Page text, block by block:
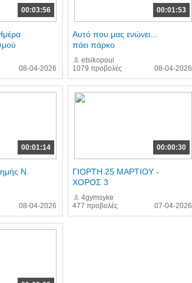
00:03:56
08-04-2026
00:01:53
1079 προβολές
Αυτό που μας ενώνει...
πάει πάρκο
etsikopoul
08-04-2026
00:01:14
Ν.
08-04-2026
00:00:30
477 προβολές
ΓΙΟΡΤΗ 25 ΜΑΡΤΙΟΥ -
ΧΟΡΟΣ 3
4gymsyke
07-04-2026